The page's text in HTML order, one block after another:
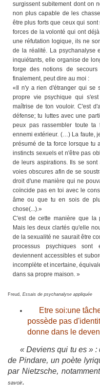
surgissent subitement dont on
non plus capable de les
être plus forts que ceux qui
forces de la volonté qui ont
une réfutation logique, ils ne
de la réalité. La psychanalyse
inquiétants, elle organise de
forge des notions de secours
finalement, peut dire au moi :
«Il n'y a rien d'étranger qui se
propre vie psychique qui
maîtrise de ton vouloir. C'est
défense; tu luttes avec une
peux pas rassembler toute
ennemi extérieur. (…) La faute,
présumé de ta force lorsque tu
instincts sexuels et n'être pas
de leurs aspirations. Ils se
voies obscures afin de se
droit d'une manière qui ne
coïncide pas en toi avec le
âme ou que tu en sois de
chose(...).»
C'est de cette manière que la
Mais les deux clartés qu'elle
de la sexualité ne saurait être
processus psychiques sont
deviennent accessibles et
incomplète et incertaine,
dans sa propre maison. »
Freud, Essais de psychanalyse appliquée
Etre soi:une tâche
possède pas
donne dans le
« Deviens qui tu es »
de Pindare, un poète
par Nietzsche,
savoir.